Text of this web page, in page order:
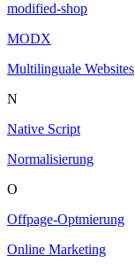
modified-shop
MODX
Multilinguale Websites
N
Native Script
Normalisierung
O
Offpage-Optmierung
Online Marketing